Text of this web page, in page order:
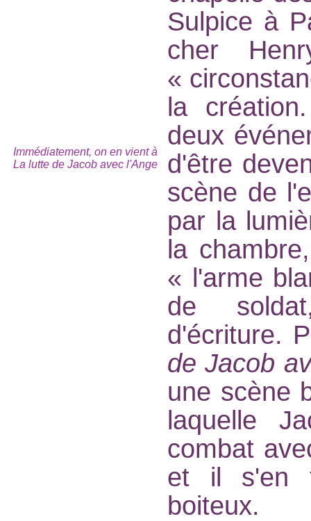
Immédiatement, on en vient à
La lutte de Jacob avec l'Ange
Sulpice à
cher
«
la
deux
d'être
scène de
par la
la
« l'arme
de
d'écriture.
de Jacob
une scène
laquelle
combat
et il s'en
boiteux.